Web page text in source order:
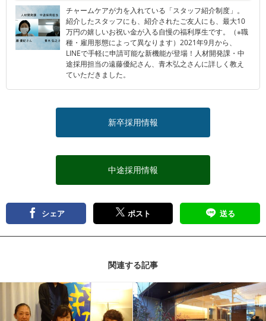
チャームケアが力を入れている「スタッフ紹介制度」。
紹介したスタッフにも、紹介されたご友人にも、最大10
万円の嬉しいお祝い金が入る自慢の福利厚生です。（※職
種・雇用形態によって異なります）2021年9月から、
LINEで手軽に申請可能な新機能が登場！人材開発課・中
途採用担当の遠藤優紀さん、青木弘之さんに詳しく教え
ていただきました。
新卒採用情報
中途採用情報
シェア ポスト 送る
関連する記事
記事を読む